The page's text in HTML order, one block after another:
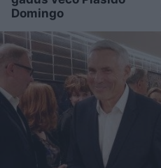
Domingo